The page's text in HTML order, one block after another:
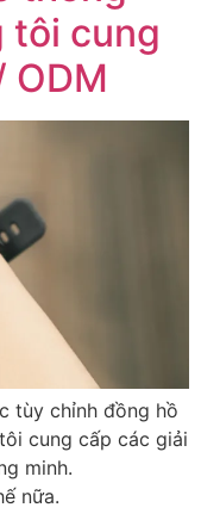
tôi cung
ODM
tùy chỉnh đồng hồ
cung cấp các giải
minh.
nữa.